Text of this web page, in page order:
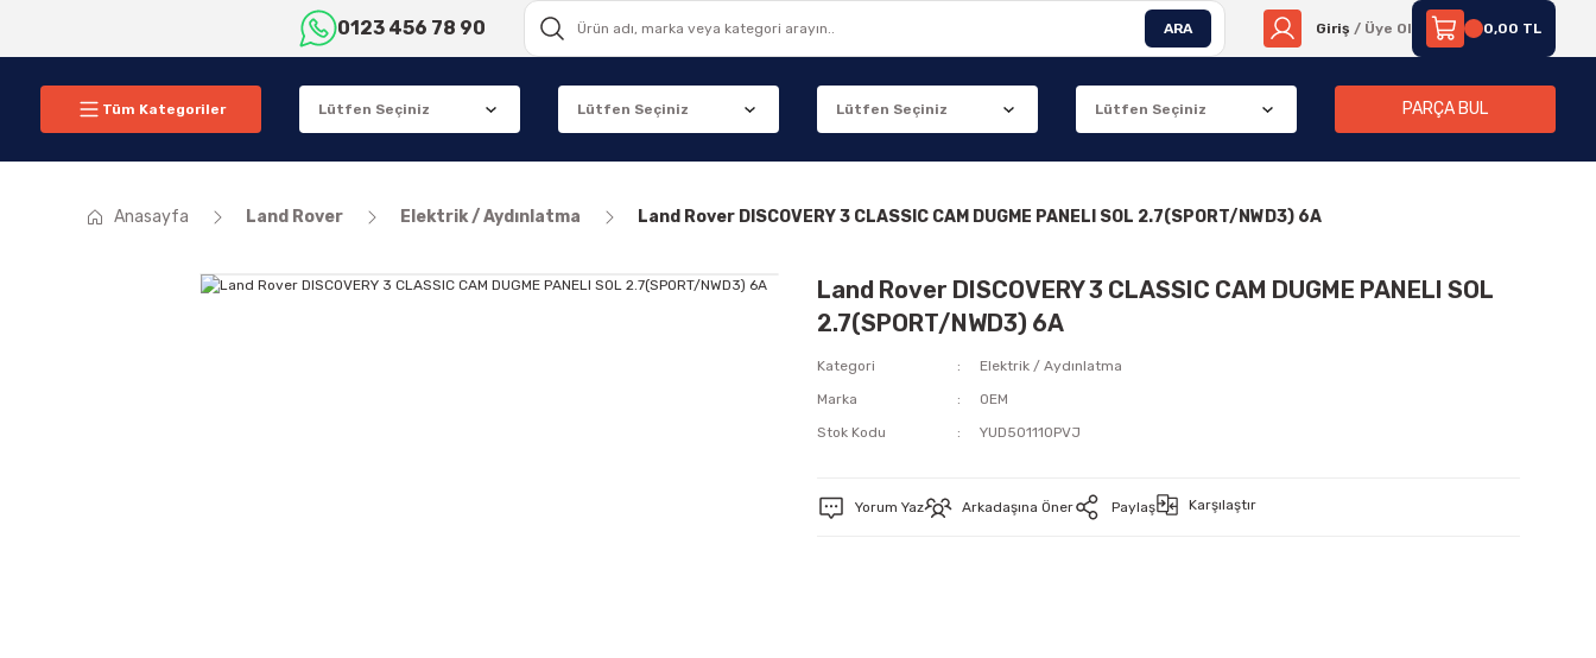
0123 456 78 90 ARA Giriş / Üye Ol 0,00 TL
Tüm Kategoriler PARÇA BUL
Anasayfa Land Rover Elektrik / Aydınlatma Land Rover DISCOVERY 3 CLASSIC CAM DUGME PANELI SOL 2.7(SPORT/NWD3) 6A
Land Rover DISCOVERY 3 CLASSIC CAM DUGME PANELI SOL
2.7(SPORT/NWD3) 6A
Kategori
Elektrik / Aydınlatma
Marka
OEM
Stok Kodu
YUD501110PVJ
Yorum Yaz Arkadaşına Öner Paylaş Karşılaştır